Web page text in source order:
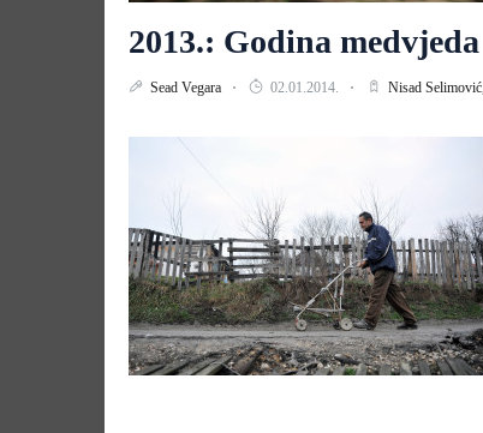
2013.: Godina medvjeda
Sead Vegara 02.01.2014. Nisad Selimović,